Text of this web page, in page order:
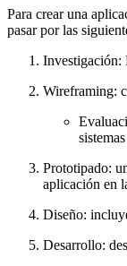
Para crear una
pasar por las
Investigación:
Wireframing:
Prototipado:
aplicación en
Diseño:
Desarrollo: